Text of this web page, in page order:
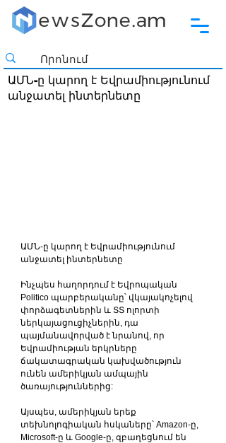
ԱՄՆ-ը կարող է Եվրամիությունում
անջատել ինտերնետը
ԱՄՆ-ը կարող է Եվրամիությունում
անջատել ինտերնետը
Ինչպես հաղորդում է Եվրոպական
Politico պարբերականը՝ վկայակոչելով
փորձագետներին և ՏՏ ոլորտի
ներկայացուցիչներին, դա
պայմանավորված է նրանով, որ
Եվրամիության երկրները
ճակատագրական կախվածություն
ունեն ամերիկյան ամպային
ծառայություններից:
Այսպես, ամերիկյան երեք
տեխնոլոգիական հսկաները՝ Amazon-ը,
Microsoft-ը և Google-ը, զբաղեցնում են